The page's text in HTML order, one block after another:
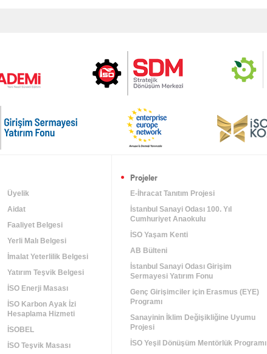
Üyelik
Aidat
Faaliyet Belgesi
Yerli Malı Belgesi
İmalat Yeterlilik Belgesi
Yatırım Teşvik Belgesi
İSO Enerji Masası
İSO Karbon Ayak İzi
Hesaplama Hizmeti
İSOBEL
İSO Teşvik Masası
Projeler
E-İhracat Tanıtım Projesi
İstanbul Sanayi Odası 100. Yıl
Cumhuriyet Anaokulu
İSO Yaşam Kenti
AB Bülteni
İstanbul Sanayi Odası Girişim
Sermayesi Yatırım Fonu
Genç Girişimciler için Erasmus (EYE)
Programı
Sanayinin İklim Değişikliğine Uyumu
Projesi
İSO Yeşil Dönüşüm Mentörlük Programı